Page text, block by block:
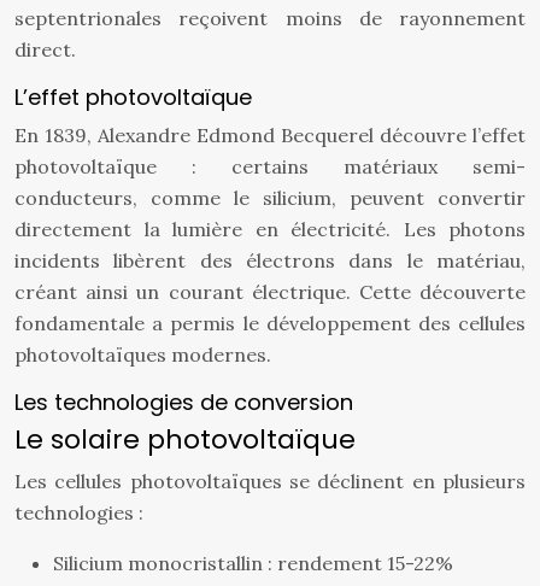
septentrionales reçoivent moins de rayonnement
direct.
L’effet photovoltaïque
En 1839, Alexandre Edmond Becquerel découvre l’effet
photovoltaïque : certains matériaux semi-
conducteurs, comme le silicium, peuvent convertir
directement la lumière en électricité. Les photons
incidents libèrent des électrons dans le matériau,
créant ainsi un courant électrique. Cette découverte
fondamentale a permis le développement des cellules
photovoltaïques modernes.
Les technologies de conversion
Le solaire photovoltaïque
Les cellules photovoltaïques se déclinent en plusieurs
technologies :
Silicium monocristallin : rendement 15-22%